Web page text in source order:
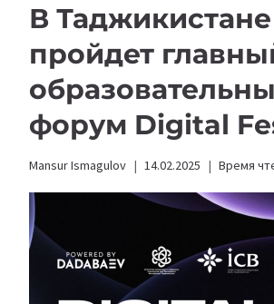
В Таджикистане
пройдет
форум Digital
Mansur Ismagulov 14.02.2025 Время